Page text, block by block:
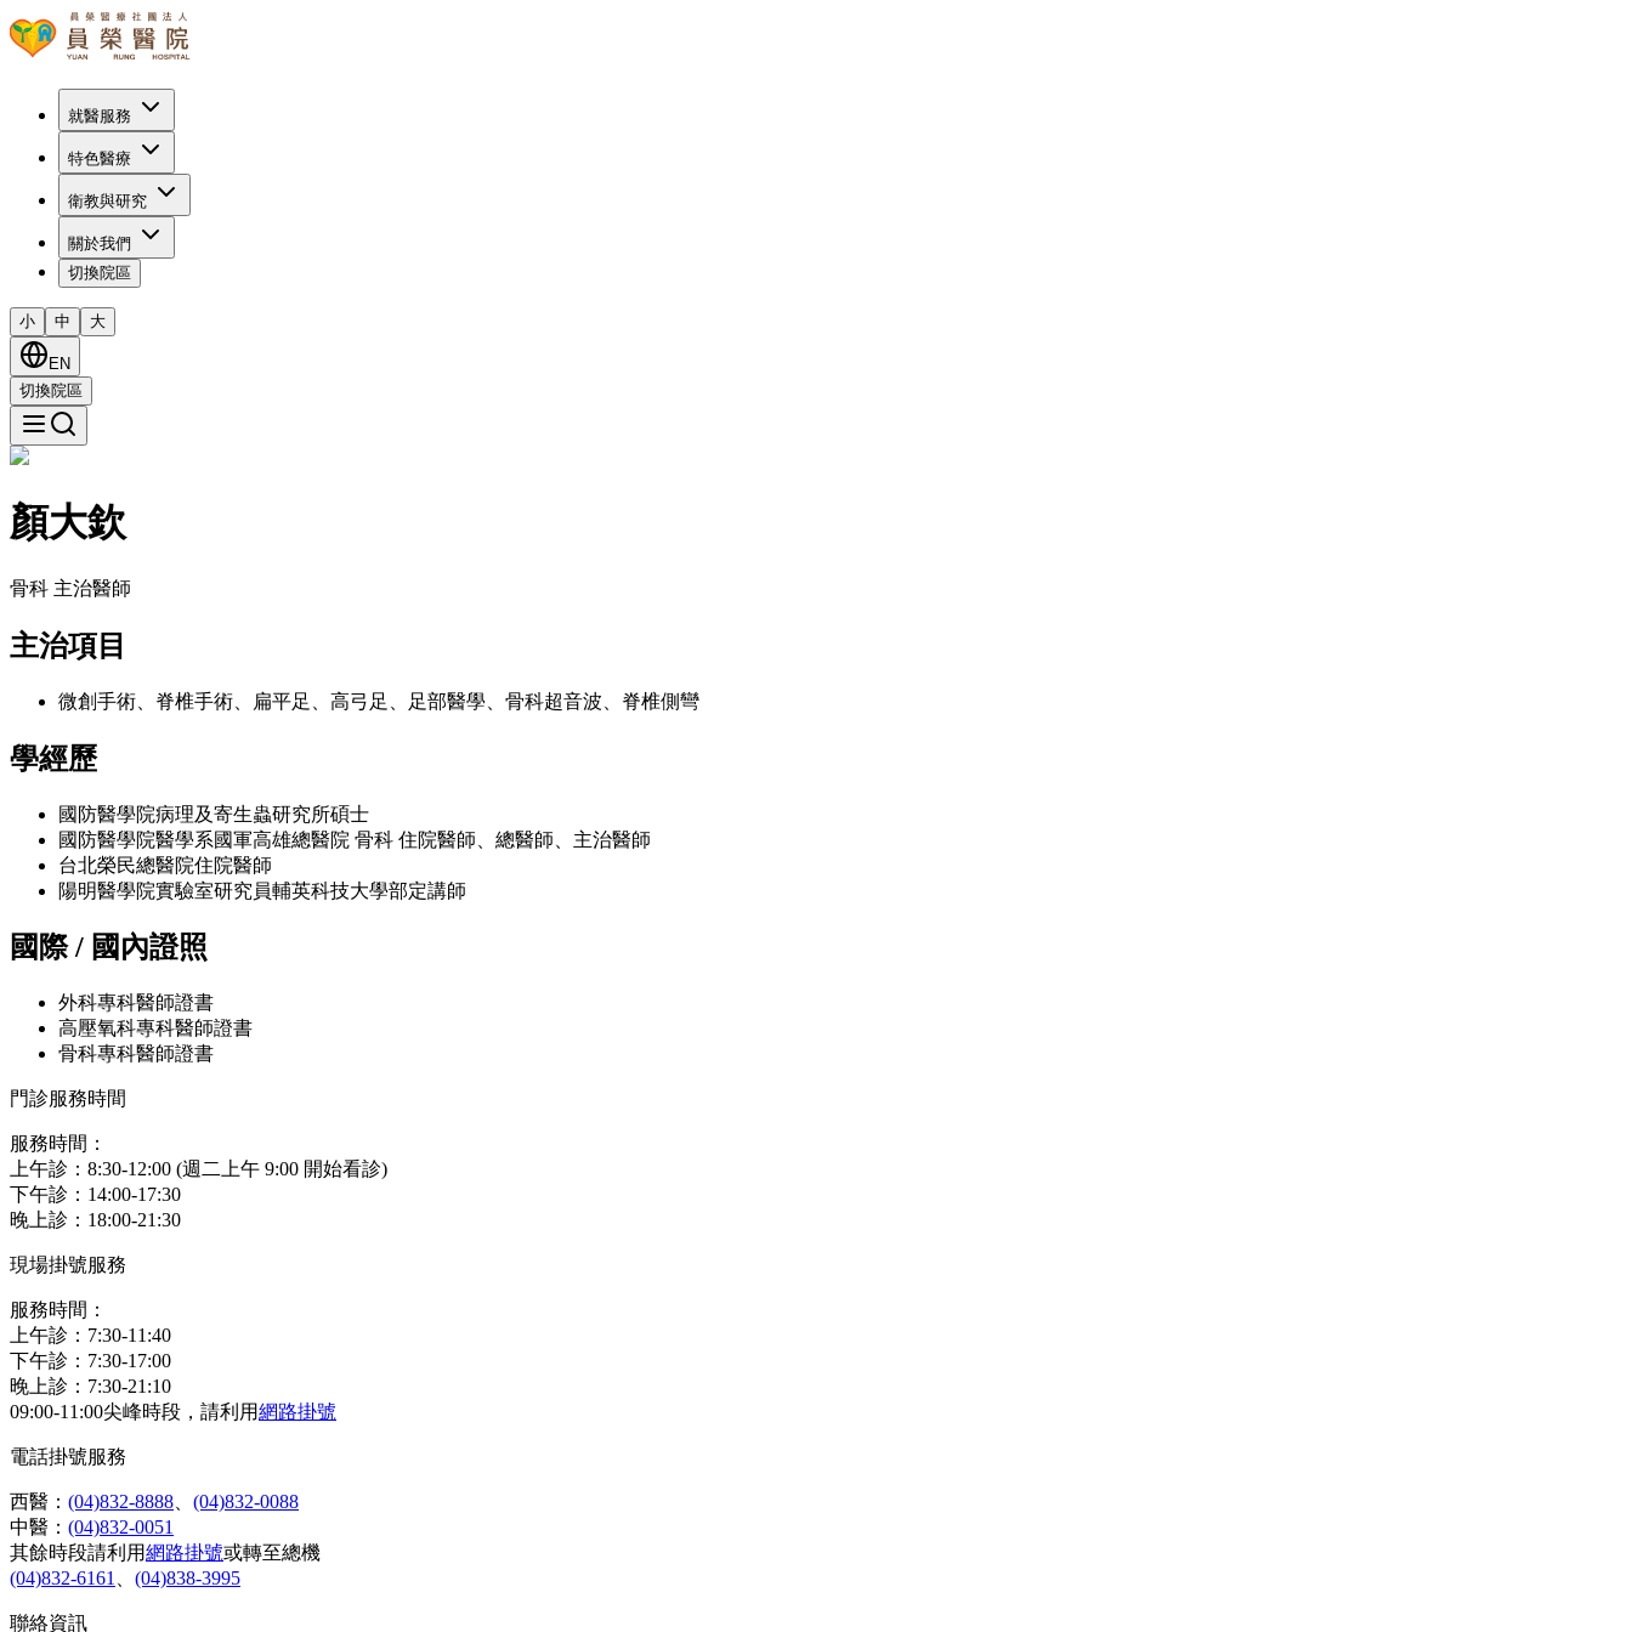
就醫服務
特色醫療
衛教與研究
關於我們
切換院區
小 中 大
EN
切換院區
顏大欽
骨科 主治醫師
主治項目
微創手術、脊椎手術、扁平足、高弓足、足部醫學、骨科超音波、脊椎側彎
學經歷
國防醫學院病理及寄生蟲研究所碩士
國防醫學院醫學系國軍高雄總醫院 骨科 住院醫師、總醫師、主治醫師
台北榮民總醫院住院醫師
陽明醫學院實驗室研究員輔英科技大學部定講師
國際 / 國內證照
外科專科醫師證書
高壓氧科專科醫師證書
骨科專科醫師證書
門診服務時間
服務時間：
上午診：8:30-12:00 (週二上午 9:00 開始看診)
下午診：14:00-17:30
晚上診：18:00-21:30
現場掛號服務
服務時間：
上午診：7:30-11:40
下午診：7:30-17:00
晚上診：7:30-21:10
09:00-11:00尖峰時段，請利用網路掛號
電話掛號服務
西醫： (04)832-8888
(04)832-0088
中醫： (04)832-0051
其餘時段請利用網路掛號或轉至總機
(04)832-6161
(04)838-3995
聯絡資訊